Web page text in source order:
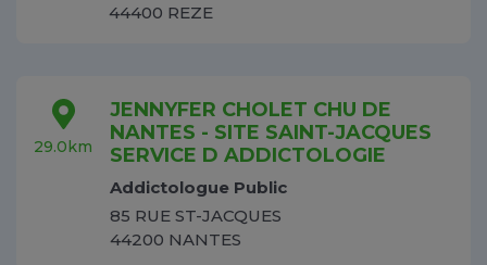
44400 REZE
29.0km
JENNYFER CHOLET CHU DE
NANTES - SITE SAINT-JACQUES
SERVICE D ADDICTOLOGIE
Addictologue Public
85 RUE ST-JACQUES
44200 NANTES